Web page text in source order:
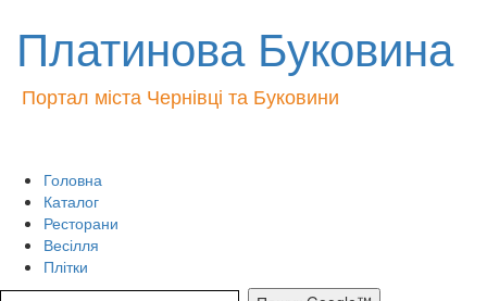
Платинова Буковина
Портал міста Чернівці та Буковини
Головна
Каталог
Ресторани
Весілля
Плітки